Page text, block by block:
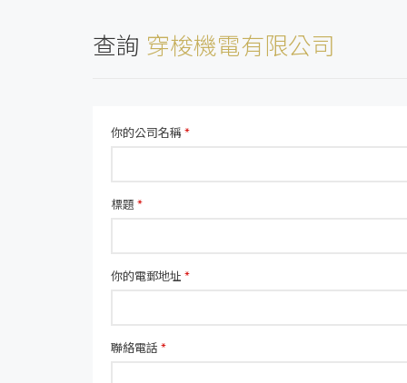
查詢 穿梭機電有限公司
你的公司名稱*
標題 *
你的電郵地址 *
聯絡電話 *